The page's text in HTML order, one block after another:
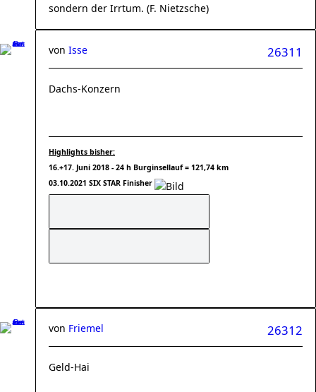
sondern der Irrtum. (F. Nietzsche)
26311
von Isse
Dachs-Konzern
Highlights bisher:
16.+17. Juni 2018 - 24 h Burginsellauf = 121,74 km
03.10.2021 SIX STAR Finisher
26312
von Friemel
Geld-Hai